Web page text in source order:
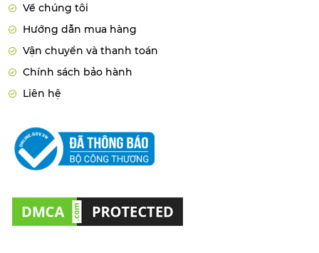
Về chúng tôi
Hướng dẫn mua hàng
Vận chuyển và thanh toán
Chính sách bảo hành
Liên hệ